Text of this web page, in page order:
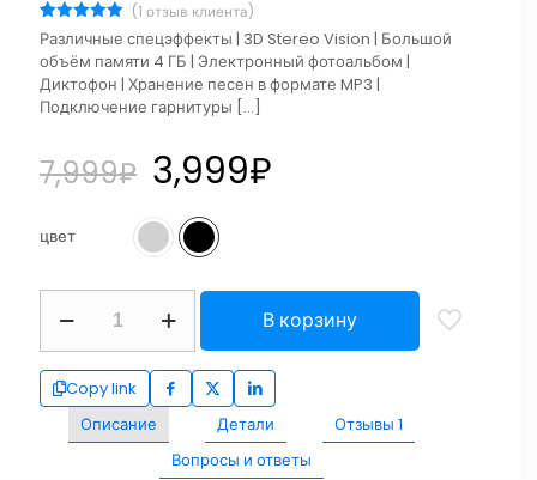
Рейтинг
5.00из 5
на основе
опроса
1
пользователя
(1 отзыв клиента)
Различные спецэффекты | 3D Stereo Vision | Большой
объём памяти 4 ГБ | Электронный фотоальбом |
Диктофон | Хранение песен в формате MP3 |
Подключение гарнитуры […]
7,999₽ 3,999₽
цвет
В корзину
Copy link
Описание
Детали Отзывы 1
Вопросы и ответы